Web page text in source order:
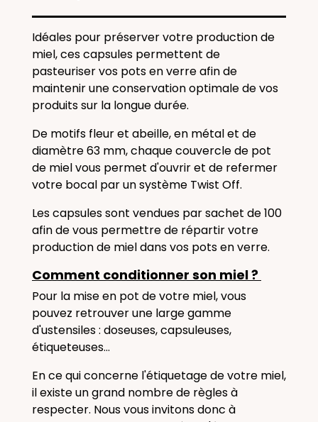
Idéales pour préserver votre production de
miel, ces capsules permettent de
pasteuriser vos pots en verre afin de
maintenir une conservation optimale de vos
produits sur la longue durée.
De motifs fleur et abeille, en métal et de
diamètre 63 mm, chaque couvercle de pot
de miel vous permet d'ouvrir et de refermer
votre bocal par un système Twist Off.
Les capsules sont vendues par sachet de 100
afin de vous permettre de répartir votre
production de miel dans vos pots en verre.
Comment conditionner son miel ?
Pour la mise en pot de votre miel, vous
pouvez retrouver une large gamme
d'ustensiles : doseuses, capsuleuses,
étiqueteuses...
En ce qui concerne l'étiquetage de votre miel,
il existe un grand nombre de règles à
respecter. Nous vous invitons donc à